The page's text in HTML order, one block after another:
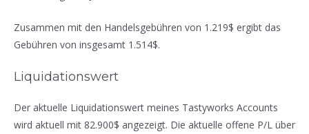
Zusammen mit den Handelsgebühren von 1.219$ ergibt das
Gebühren von insgesamt 1.514$.
Liquidationswert
Der aktuelle Liquidationswert meines Tastyworks Accounts
wird aktuell mit 82.900$ angezeigt. Die aktuelle offene P/L über